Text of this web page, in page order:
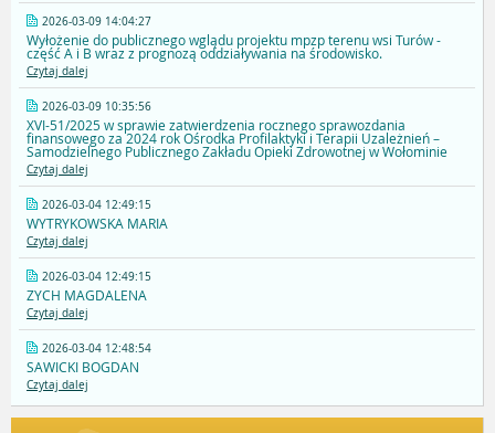
2026-03-09 14:04:27
Wyłożenie do publicznego wglądu projektu mpzp terenu wsi Turów -
część A i B wraz z prognozą oddziaływania na środowisko.
Czytaj dalej
2026-03-09 10:35:56
XVI-51/2025 w sprawie zatwierdzenia rocznego sprawozdania
finansowego za 2024 rok Ośrodka Profilaktyki i Terapii Uzależnień –
Samodzielnego Publicznego Zakładu Opieki Zdrowotnej w Wołominie
Czytaj dalej
2026-03-04 12:49:15
WYTRYKOWSKA MARIA
Czytaj dalej
2026-03-04 12:49:15
ZYCH MAGDALENA
Czytaj dalej
2026-03-04 12:48:54
SAWICKI BOGDAN
Czytaj dalej